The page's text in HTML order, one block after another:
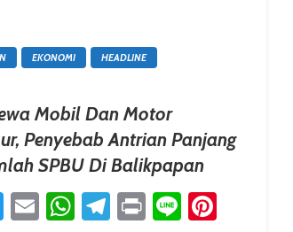
EKONOMI HEADLINE
Mobil Dan Motor
Penyebab Antrian Panjang
SPBU Di Balikpapan
Twitter
EmailWhatsApp
Telegram
Print
Line